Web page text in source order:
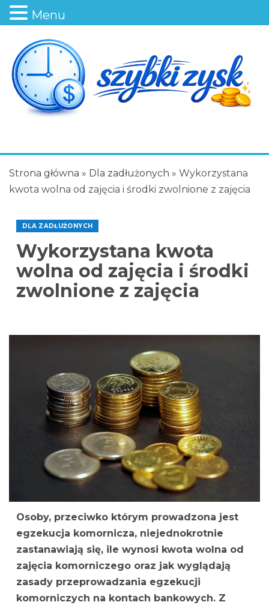
Strona główna » Dla zadłużonych » Wykorzystana
kwota wolna od zajęcia i środki zwolnione z zajęcia
DLA ZADŁUŻONYCH
Wykorzystana kwota
wolna od zajęcia i środki
zwolnione z zajęcia
Osoby, przeciwko którym prowadzona jest
egzekucja komornicza, niejednokrotnie
zastanawiają się, ile wynosi kwota wolna od
zajęcia komorniczego oraz jak wyglądają
zasady przeprowadzania egzekucji
komorniczych na kontach bankowych. Z
Menu